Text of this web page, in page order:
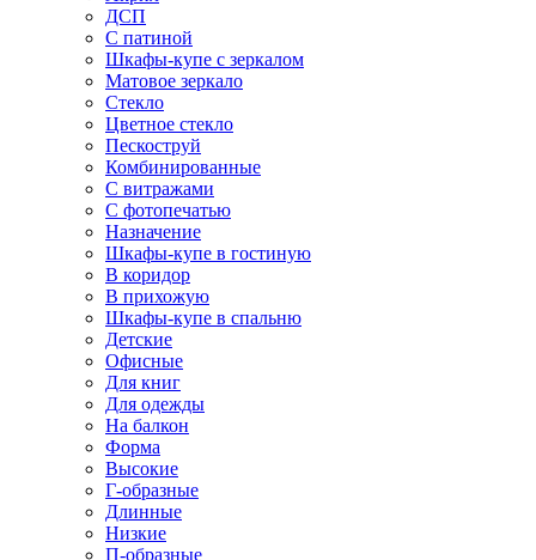
ДСП
С патиной
Шкафы-купе с зеркалом
Матовое зеркало
Стекло
Цветное стекло
Пескоструй
Комбинированные
С витражами
С фотопечатью
Назначение
Шкафы-купе в гостиную
В коридор
В прихожую
Шкафы-купе в спальню
Детские
Офисные
Для книг
Для одежды
На балкон
Форма
Высокие
Г-образные
Длинные
Низкие
П-образные